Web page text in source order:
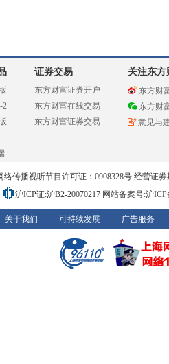
2
证券交易
东方财富证券开户
东方财富在线交易
东方财富证券交易
关注东方
东方财
东方财
意见与
络传播视听节目许可证：0908328号 经营证
沪ICP证:沪B2-20070217 网站备案号:沪
关于我们 可持续发展 广告服务